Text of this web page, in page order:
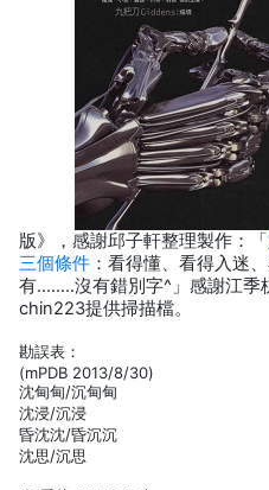
版》，感謝邱子軒整理製作：「
三個條件 ：看得懂、看得入迷
有........沒有錯別字^」感謝江季
chin223提供掃描檔。
勘誤表：
(mPDB 2013/8/30)
沈甸甸/沉甸甸
沈浸/沉浸
昏沈沈/昏沉沉
沈思/沉思